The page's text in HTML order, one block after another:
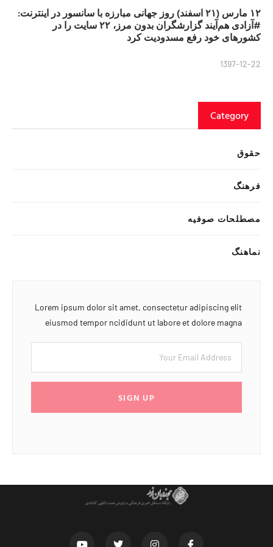
۱۲ مارس (۲۱ اسفند) روز جهانی مبارزه با سانسور در اینترنت:
#آزادی هم‌آیند گزارشگران‌ بدون مرز، ۲۲ سایت را در
کشورهای خود رفع مسدودیت کرد
1397-12-22
Category
حقوق
فرهنگ
مصطلحات صوفیه
نماهنگ
Lorem ipsum dolor sit amet, consectetur adipiscing elit
eiusmod tempor ncididunt ut labore et dolore magna
SIGN UP